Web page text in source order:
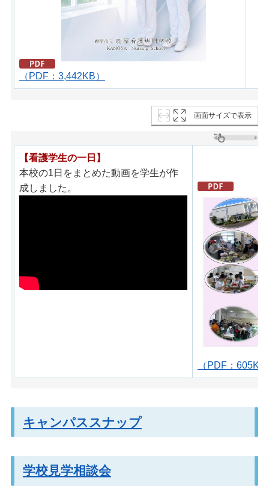
（PDF：3,442KB）
画面サイズで表示
【看護学生の一日】
本校の1日をまとめた動画を学生が作
成しました。
（PDF：605KB
キャンパススナップ
学校見学相談会